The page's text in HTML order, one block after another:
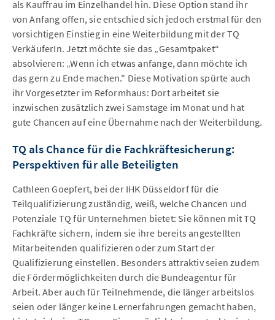
als Kauffrau im Einzelhandel hin. Diese Option stand ihr
von Anfang offen, sie entschied sich jedoch erstmal für den
vorsichtigen Einstieg in eine Weiterbildung mit der TQ
VerkäuferIn. Jetzt möchte sie das „Gesamtpaket“
absolvieren: „Wenn ich etwas anfange, dann möchte ich
das gern zu Ende machen." Diese Motivation spürte auch
ihr Vorgesetzter im Reformhaus: Dort arbeitet sie
inzwischen zusätzlich zwei Samstage im Monat und hat
gute Chancen auf eine Übernahme nach der Weiterbildung.
TQ als Chance für die Fachkräftesicherung:
Perspektiven für alle Beteiligten
Cathleen Goepfert, bei der IHK Düsseldorf für die
Teilqualifizierung zuständig, weiß, welche Chancen und
Potenziale TQ für Unternehmen bietet: Sie können mit TQ
Fachkräfte sichern, indem sie ihre bereits angestellten
Mitarbeitenden qualifizieren oder zum Start der
Qualifizierung einstellen. Besonders attraktiv seien zudem
die Fördermöglichkeiten durch die Bundeagentur für
Arbeit. Aber auch für Teilnehmende, die länger arbeitslos
seien oder länger keine Lernerfahrungen gemacht haben,